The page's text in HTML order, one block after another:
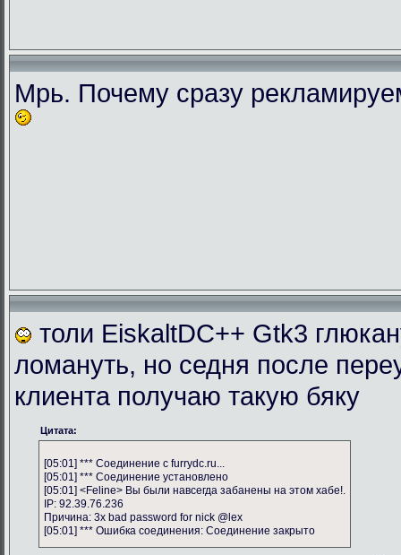
Мрь. Почему сразу
толи EiskaltDC++ Gtk3
ломануть, но седня после
клиента получаю такую бяку
Цитата:
[05:01] *** Соединение с furrydc.ru...
[05:01] *** Соединение установлено
[05:01] <Feline> Вы были навсегда забанены на этом хабе!.
IP: 92.39.76.236
Причина: 3x bad password for nick @lex
[05:01] *** Ошибка соединения: Соединение закрыто